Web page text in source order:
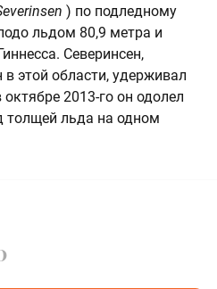
) по подледному
льдом 80,9 метра и
Северинсен,
этой области, удерживал
2013-го он одолел
толщей льда на одном